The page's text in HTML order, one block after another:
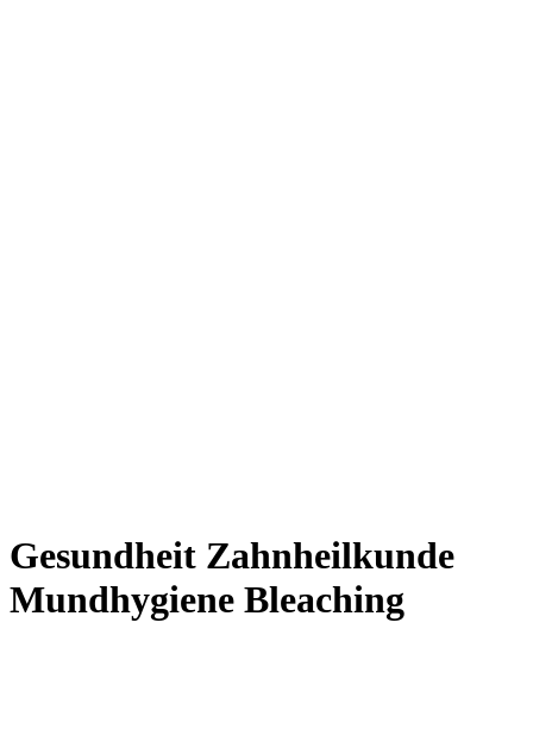
Gesundheit Zahnheilkunde
Mundhygiene Bleaching